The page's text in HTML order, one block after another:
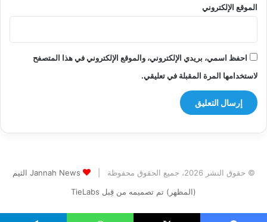
الموقع الإلكتروني
احفظ اسمي، بريدي الإلكتروني، والموقع الإلكتروني في هذا المتصفح
لاستخدامها المرة المقبلة في تعليقي.
© حقوق النشر 2026، جميع الحقوق محفوظة |
Jannah News الثيم
(المظهر) تم تصميمه من قِبل TieLabs